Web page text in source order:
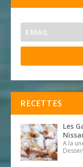
RECETTES
Les
A la